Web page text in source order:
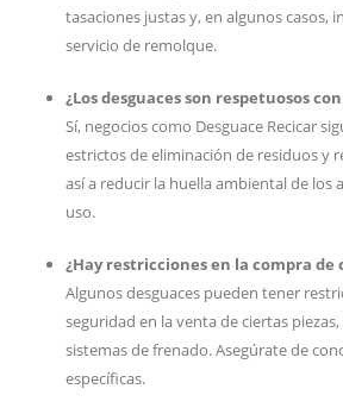
tasaciones justas y, en algunos casos,
servicio de remolque.
¿Los desguaces son respetuosos
Sí, negocios como Desguace Recicar
estrictos de eliminación de residuos y
así a reducir la huella ambiental de los
uso.
¿Hay restricciones en la compra de
Algunos desguaces pueden tener
seguridad en la venta de ciertas
sistemas de frenado. Asegúrate de
específicas.